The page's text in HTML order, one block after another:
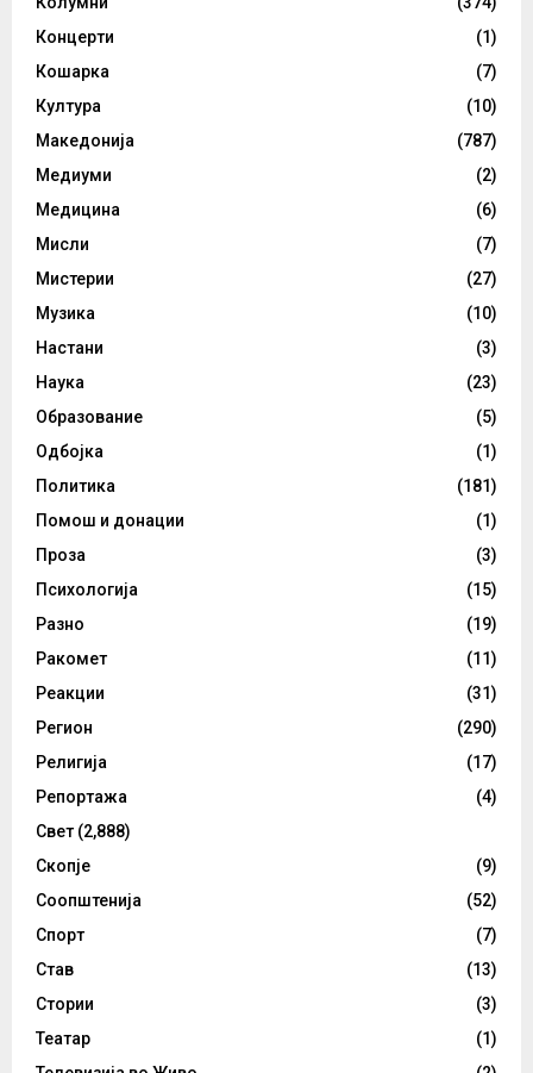
Концерти
(1)
Кошарка
(7)
Култура
(10)
Македонија
(787)
Медиуми
(2)
Медицина
(6)
Мисли
(7)
Мистерии
(27)
Музика
(10)
Настани
(3)
Наука
(23)
Образование
(5)
Одбојка
(1)
Политика
(181)
Помош и донации
(1)
Проза
(3)
Психологија
(15)
Разно
(19)
Ракомет
(11)
Реакции
(31)
Регион
(290)
Религија
(17)
Репортажа
(4)
Свет (2,888)
Скопје
(9)
Соопштенија
(52)
Спорт
(7)
Став
(13)
Стории
(3)
Театар
(1)